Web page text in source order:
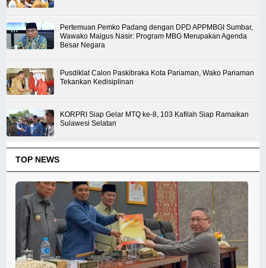
Pertemuan Pemko Padang dengan DPD APPMBGI Sumbar,
Wawako Maigus Nasir: Program MBG Merupakan Agenda
Besar Negara
Pusdiklat Calon Paskibraka Kota Pariaman, Wako Pariaman
Tekankan Kedisiplinan
KORPRI Siap Gelar MTQ ke-8, 103 Kafilah Siap Ramaikan
Sulawesi Selatan
TOP NEWS